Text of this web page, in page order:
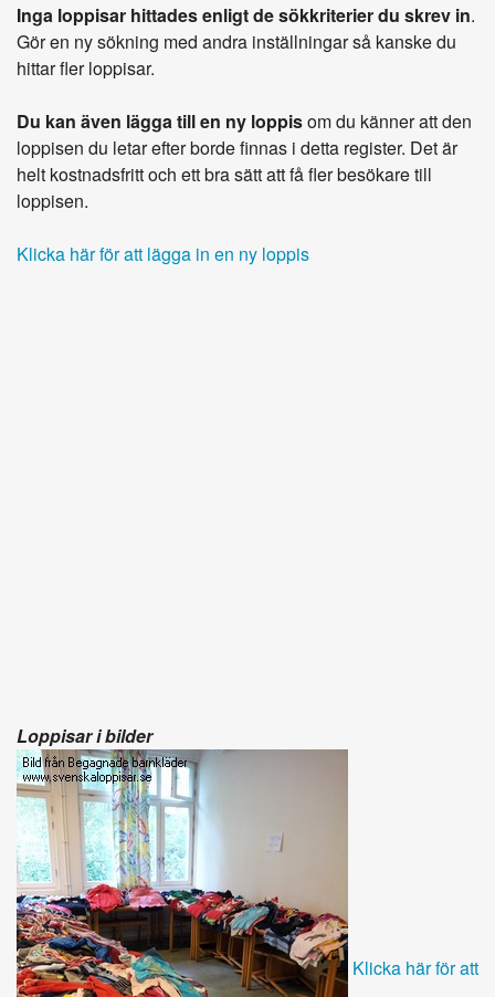
Inga loppisar hittades enligt de sökkriterier du skrev in.
Gör en ny sökning med andra inställningar så kanske du
hittar fler loppisar.
Du kan även lägga till en ny loppisom du känner att den
loppisen du letar efter borde finnas i detta register. Det är
helt kostnadsfritt och ett bra sätt att få fler besökare till
loppisen.
Klicka här för att lägga in en ny loppis
Loppisar i bilder
Klicka här för att